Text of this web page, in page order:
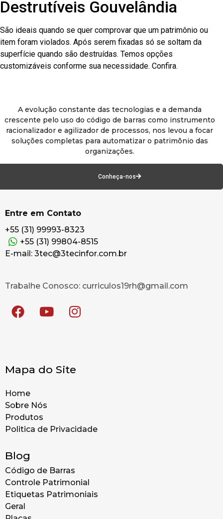
Destrutíveis Gouvelândia
São ideais quando se quer comprovar que um patrimônio ou
item foram violados. Após serem fixadas só se soltam da
superfície quando são destruídas. Temos opções
customizáveis conforme sua necessidade. Confira.
A evolução constante das tecnologias e a demanda
crescente pelo uso do código de barras como instrumento
racionalizador e agilizador de processos, nos levou a focar
soluções completas para automatizar o patrimônio das
organizações.
Conheça-nos
Entre em Contato
+55 (31) 99993-8323
+55 (31) 99804-8515
E-mail: 3tec@3tecinfor.com.br
Trabalhe Conosco: curriculos19rh@gmail.com
Mapa do Site
Home
Sobre Nós
Produtos
Politica de Privacidade
Blog
Código de Barras
Controle Patrimonial
Etiquetas Patrimoniais
Geral